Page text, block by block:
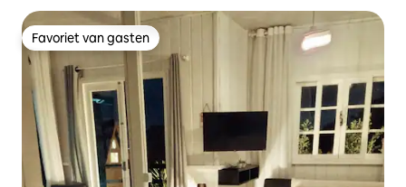
Favoriet van gasten
Favoriet van gasten